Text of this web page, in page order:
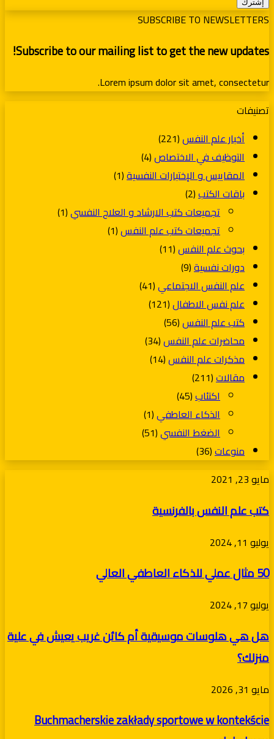
الإلكتروني
SUBSCRIBE TO NEWSLETTERS
Subscribe to our mailing list to get the new updates!
Lorem ipsum dolor sit amet, consectetur.
تصنيفات
أخبار علم النفس(221)
التوظيف في الاختصاص(4)
المقاييس و الإختبارات النفسية(1)
باقات الكتب(2)
تجميعات كتب الارشاد و العلاج النفسي(1)
تجميعات كتب علم النفس(1)
بحوث علم النفس(11)
دورات نفسية(9)
علم النفس الاجتماعي(41)
علم نفس الاطفال(121)
كتب علم النفس(56)
محاضرات علم النفس(34)
مذكرات علم النفس(14)
مقالات(211)
اكتئاب(45)
الذكاء العاطفي(1)
الضغط النفسي(51)
منوعات(36)
كتب
النفس
مايو 23, 2021
كتب علم النفس بالفرنسية
50
عملي
العاطفي
العالي
يوليو 11, 2024
50 مثال عملي للذكاء العاطفي العالي
هل
هلوسات
موسيقية
كائن
غريب
يعيش
يوليو 17, 2024
هل هي هلوسات موسيقية أم كائن غريب يعيش في علية
منزلك؟
Buchmacherskie
sportowe
مايو 31, 2026
Buchmacherskie zakłady sportowe w kontekście